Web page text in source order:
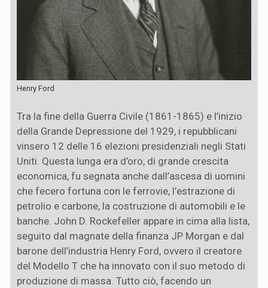
Henry Ford
Tra la fine della Guerra Civile (1861-1865) e l’inizio
della Grande Depressione del 1929, i repubblicani
vinsero 12 delle 16 elezioni presidenziali negli Stati
Uniti. Questa lunga era d’oro, di grande crescita
economica, fu segnata anche dall’ascesa di uomini
che fecero fortuna con le ferrovie, l’estrazione di
petrolio e carbone, la costruzione di automobili e le
banche. John D. Rockefeller appare in cima alla lista,
seguito dal magnate della finanza JP Morgan e dal
barone dell’industria Henry Ford, ovvero il creatore
del Modello T che ha innovato con il suo metodo di
produzione di massa. Tutto ciò, facendo un